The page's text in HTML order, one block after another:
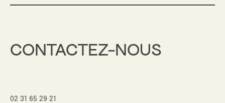
CONTACTEZ-NOUS
02 31 65 29 21